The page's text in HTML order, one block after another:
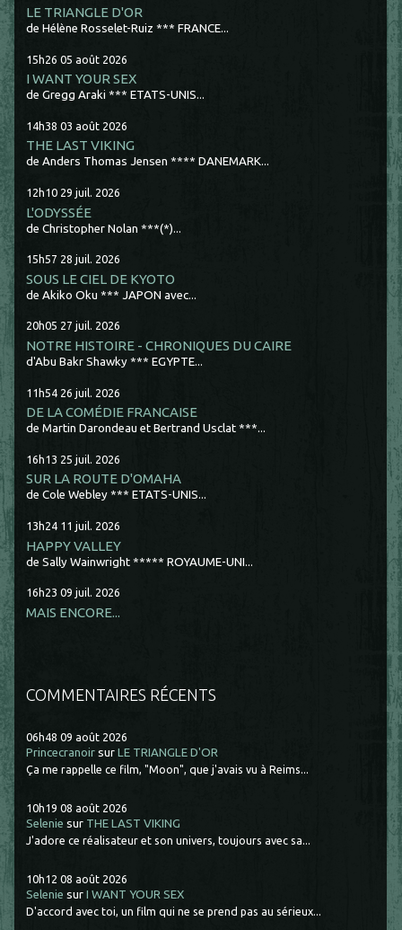
LE TRIANGLE D'OR
de Hélène Rosselet-Ruiz *** FRANCE...
15h26 05 août 2026
I WANT YOUR SEX
de Gregg Araki *** ETATS-UNIS...
14h38 03 août 2026
THE LAST VIKING
de Anders Thomas Jensen **** DANEMARK...
12h10 29 juil. 2026
L'ODYSSÉE
de Christopher Nolan ***(*)...
15h57 28 juil. 2026
SOUS LE CIEL DE KYOTO
de Akiko Oku *** JAPON avec...
20h05 27 juil. 2026
NOTRE HISTOIRE - CHRONIQUES DU CAIRE
d'Abu Bakr Shawky *** EGYPTE...
11h54 26 juil. 2026
DE LA COMÉDIE FRANCAISE
de Martin Darondeau et Bertrand Usclat ***...
16h13 25 juil. 2026
SUR LA ROUTE D'OMAHA
de Cole Webley *** ETATS-UNIS...
13h24 11 juil. 2026
HAPPY VALLEY
de Sally Wainwright ***** ROYAUME-UNI...
16h23 09 juil. 2026
MAIS ENCORE...
COMMENTAIRES RÉCENTS
06h48 09 août 2026
Princecranoir surLE TRIANGLE D'OR
Ça me rappelle ce film, "Moon", que j'avais vu à Reims...
10h19 08 août 2026
Selenie sur THE LAST VIKING
J'adore ce réalisateur et son univers, toujours avec sa...
10h12 08 août 2026
Selenie surI WANT YOUR SEX
D'accord avec toi, un film qui ne se prend pas au sérieux...